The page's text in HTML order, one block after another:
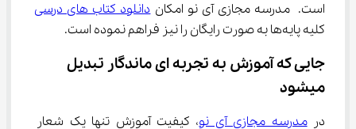
است. مدرسه مجازی آی نو امکان دانلود کتاب های درسی
کلیه پایه‌ها به صورت رایگان را نیز فراهم نموده است.
جایی که آموزش به تجربه ای ماندگار تبدیل
میشود
در مدرسه مجازی آی نو، کیفیت آموزش تنها یک شعار